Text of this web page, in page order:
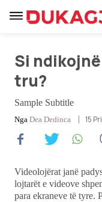
Lajme
Sport
Si
tru?
Sample Subtitle
Nga Dea Dedinca 15
Videolojërat janë
lojtarët e videove
para ekraneve të tyre.